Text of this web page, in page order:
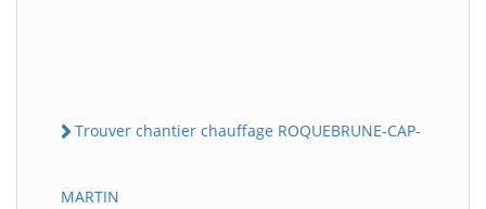
Trouver chantier chauffage ROQUEBRUNE-CAP-
MARTIN